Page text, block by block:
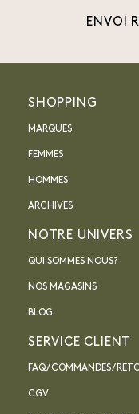
ENVOI
SHOPPING
MARQUES
FEMMES
HOMMES
ARCHIVES
NOTRE UNIVERS
QUI SOMMES NOUS?
NOS MAGASINS
BLOG
SERVICE CLIENT
FAQ / COMMANDES /
CGV